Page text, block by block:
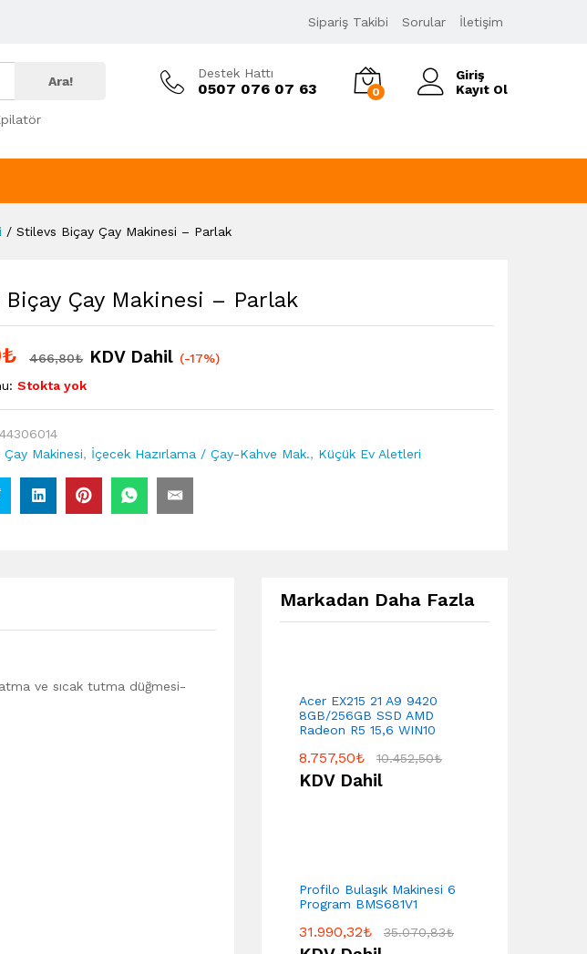
Sipariş Takibi Sorular İletişim
Ara!
Destek Hattı
0507 076 07 63 0
Giriş
Kayıt Ol
/ Stilevs Biçay Çay Makinesi – Parlak
Çay Makinesi – Parlak
₺ 466,80₺ KDV Dahil (-17%)
Stokta yok
Çay Makinesi, İçecek Hazırlama / Çay-Kahve Mak., Küçük Ev Aletleri
ve sıcak tutma düğmesi-
Markadan Daha Fazla
Acer EX215 21 A9 9420
8GB/256GB SSD AMD
Radeon R5 15,6 WIN10
8.757,50₺ 10.452,50₺
KDV Dahil
Profilo Bulaşık Makinesi 6
Program BMS681V1
31.990,32₺ 35.070,83₺
466,80